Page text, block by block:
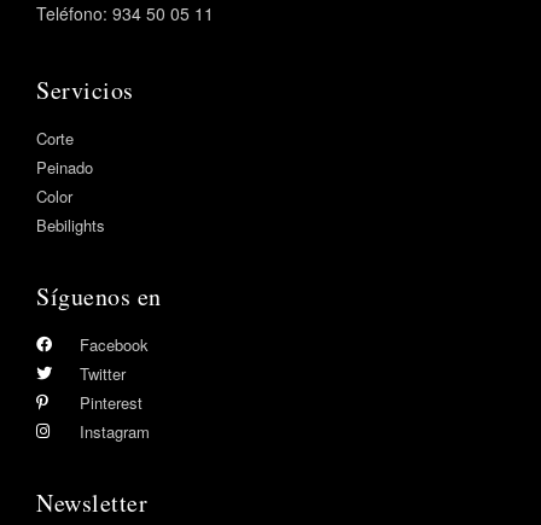
Teléfono: 934 50 05 11
Servicios
Corte
Peinado
Color
Bebilights
Síguenos en
Facebook
Twitter
Pinterest
Instagram
Newsletter